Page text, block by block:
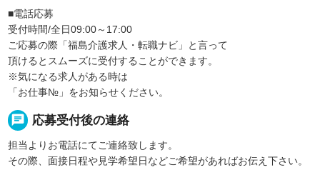
■電話応募
受付時間/全日09:00～17:00
ご応募の際「福島介護求人・転職ナビ」と言って
頂けるとスムーズに受付することができます。
※気になる求人がある時は
「お仕事№」をお知らせください。
chat 応募受付後の連絡
担当よりお電話にてご連絡致します。
その際、面接日程や見学希望日などご希望があればお伝え下さい。